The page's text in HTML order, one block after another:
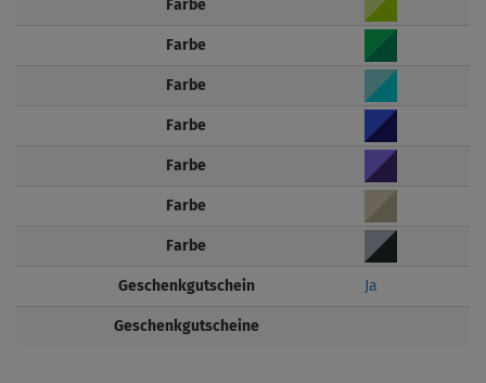
Farbe
Farbe
Farbe
Farbe
Farbe
Farbe
Farbe
Geschenkgutschein Ja
Geschenkgutscheine